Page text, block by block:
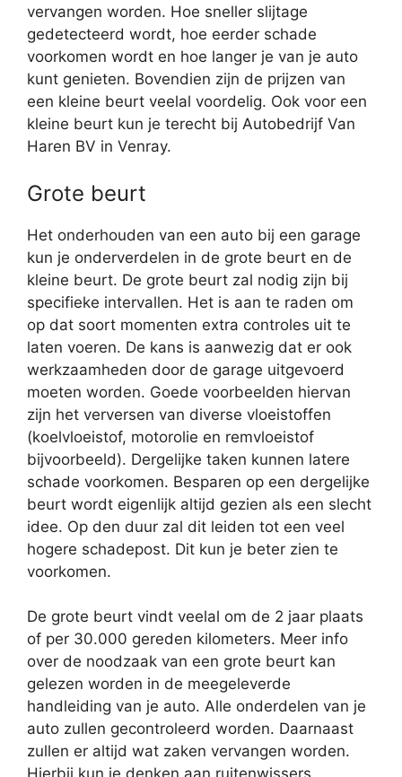
vervangen worden. Hoe sneller slijtage
gedetecteerd wordt, hoe eerder schade
voorkomen wordt en hoe langer je van je auto
kunt genieten. Bovendien zijn de prijzen van
een kleine beurt veelal voordelig. Ook voor een
kleine beurt kun je terecht bij Autobedrijf Van
Haren BV in Venray.
Grote beurt
Het onderhouden van een auto bij een garage
kun je onderverdelen in de grote beurt en de
kleine beurt. De grote beurt zal nodig zijn bij
specifieke intervallen. Het is aan te raden om
op dat soort momenten extra controles uit te
laten voeren. De kans is aanwezig dat er ook
werkzaamheden door de garage uitgevoerd
moeten worden. Goede voorbeelden hiervan
zijn het verversen van diverse vloeistoffen
(koelvloeistof, motorolie en remvloeistof
bijvoorbeeld). Dergelijke taken kunnen latere
schade voorkomen. Besparen op een dergelijke
beurt wordt eigenlijk altijd gezien als een slecht
idee. Op den duur zal dit leiden tot een veel
hogere schadepost. Dit kun je beter zien te
voorkomen.
De grote beurt vindt veelal om de 2 jaar plaats
of per 30.000 gereden kilometers. Meer info
over de noodzaak van een grote beurt kan
gelezen worden in de meegeleverde
handleiding van je auto. Alle onderdelen van je
auto zullen gecontroleerd worden. Daarnaast
zullen er altijd wat zaken vervangen worden.